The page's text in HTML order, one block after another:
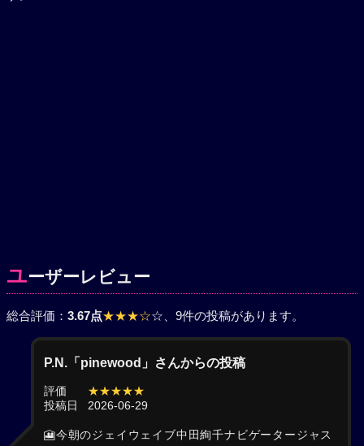
ユーザーレビュー
総合評価： 3.67点★★★☆☆ 、9件の投稿があります。
P.N.「pinewood」さんからの投稿
評価
★★★★★
投稿日
2026-06-29
🎦今朝のジェイウェイブ中田絢千ナビゲータージャス